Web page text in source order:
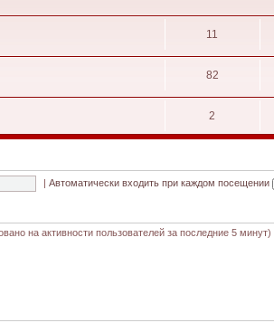
11
82
2
|Автоматически входить при каждом посещении
на активности пользователей за последние 5 минут)